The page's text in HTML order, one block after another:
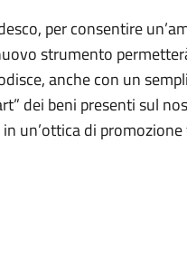
per consentire
strumento
anche con un
dei beni presenti sul
un’ottica di